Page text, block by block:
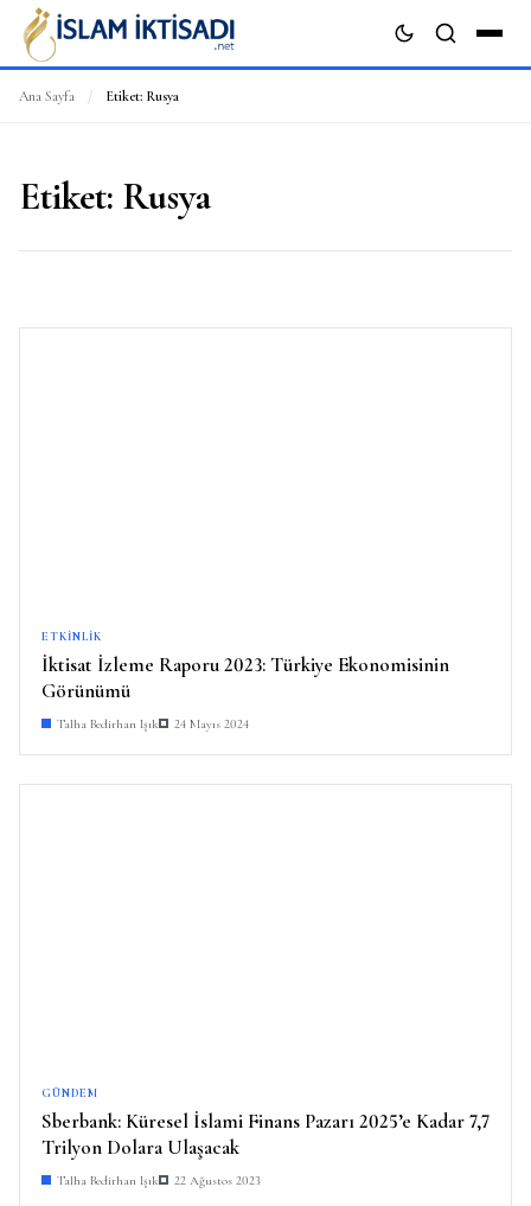
Ana Sayfa / Etiket: Rusya
Etiket: Rusya
ETKINLIK
İktisat İzleme Raporu 2023: Türkiye Ekonomisinin
Görünümü
Talha Bedirhan Işık 24 Mayıs 2024
GÜNDEM
Sberbank: Küresel İslami Finans Pazarı 2025’e Kadar 7,7
Trilyon Dolara Ulaşacak
Talha Bedirhan Işık 22 Ağustos 2023